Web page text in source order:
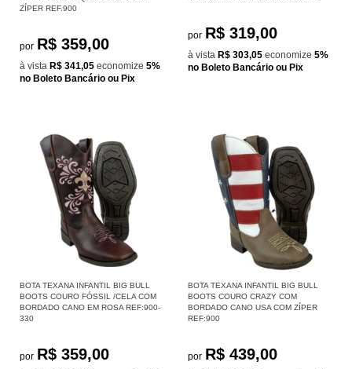
ZÍPER REF.900
por R$ 359,00
à vista R$ 341,05 economize 5%
no Boleto Bancário ou Pix
por R$ 319,00
à vista R$ 303,05 economize 5%
no Boleto Bancário ou Pix
BOTA TEXANA INFANTIL BIG BULL
BOOTS COURO FÓSSIL /CELA COM
BORDADO CANO EM ROSA REF:900-
330
por R$ 359,00
BOTA TEXANA INFANTIL BIG BULL
BOOTS COURO CRAZY COM
BORDADO CANO USA COM ZÍPER
REF:900
por R$ 439,00